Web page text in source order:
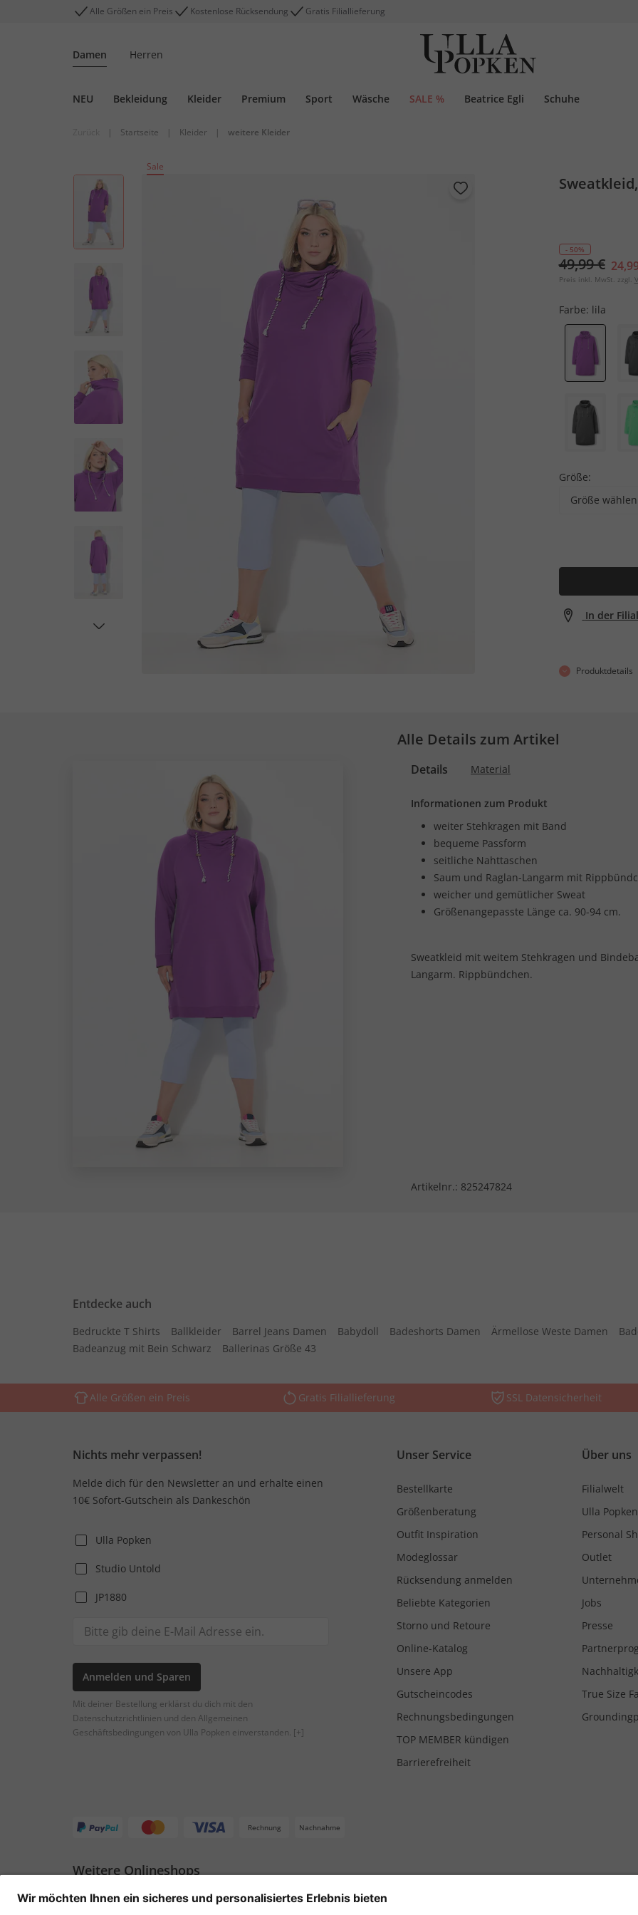
Alle Größen ein Preis Kostenlose Rücksendung Gratis Filiallieferung
Damen Herren
NEU Bekleidung Kleider Premium Sport Wäsche SALE % Beatrice Egli Schuhe
| Startseite | Kleider | weitere Kleider
Sale
- 50%
49,99 €
Preis inkl. MwSt. zzgl.
Farbe: lila
Größe:
Größe wählen
In der
Produktdetails
Alle Details zum Artikel
Details Material
Informationen zum Produkt
weiter Stehkragen mit Band
bequeme Passform
seitliche Nahttaschen
Saum und Raglan-Langarm mit
weicher und gemütlicher Sweat
Größenangepasste Länge ca. 90-94 cm.
Sweatkleid mit weitem Stehkragen und
Langarm. Rippbündchen.
Artikelnr.: 825247824
Entdecke auch
Bedruckte T Shirts Ballkleider Barrel Jeans Damen Babydoll Badeshorts Damen Ärmellose Weste Damen
Badeanzug mit Bein Schwarz
Ballerinas Größe 43
Alle Größen ein Preis Gratis Filiallieferung SSL Datensicherheit
Nichts mehr verpassen!
Melde dich für den Newsletter an und erhalte einen
10€ Sofort-Gutschein als Dankeschön
Ulla Popken
Studio Untold
JP1880
Anmelden und Sparen
Mit deiner Bestellung erklärst du dich mit den
Datenschutzrichtlinien und den Allgemeinen
Geschäftsbedingungen von Ulla Popken einverstanden. [+]
Unser Service
Bestellkarte
Größenberatung
Outfit Inspiration
Modeglossar
Rücksendung anmelden
Beliebte Kategorien
Storno und Retoure
Online-Katalog
Unsere App
Gutscheincodes
Rechnungsbedingungen
TOP MEMBER kündigen
Barrierefreiheit
Über uns
Filialwelt
Ulla
Personal
Outlet
Jobs
Presse
True Size
Rechnung Nachnahme
Weitere Onlineshops
Deutschland